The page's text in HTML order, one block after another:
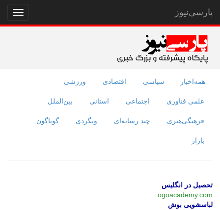
نمایش
منو
پارسی‌نیوز
همه‌اخبار سیاسی اقتصادی ورزشی
علمی فناوری اجتماعی استانی بین‌الملل
فرهنگی‌هنری چند رسانه‌ای وبگردی گوناگون
بازار
تحصیل در انگلیس
ogoacademy.com
لباسشویی بوش